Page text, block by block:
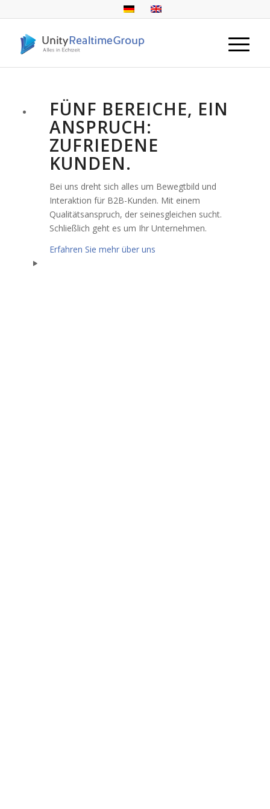
FÜNF BEREICHE, EIN
ANSPRUCH:
ZUFRIEDENE
KUNDEN.
Bei uns dreht sich alles um Bewegtbild und
Interaktion für B2B-Kunden. Mit einem
Qualitätsanspruch, der seinesgleichen sucht.
Schließlich geht es um Ihr Unternehmen.
Erfahren Sie mehr über uns